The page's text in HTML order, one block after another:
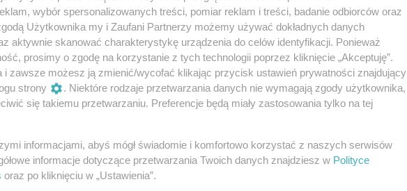
mniej osób niż zwykle ma to miejsce w przypadku
NSPJ, odbiór koncertu był utrudniony. Po kościele niósł się
utworów były do końca zrozumiałe przez obecnych. Z
z twórczości Jana Budziaszka i Jana Budziaszka nie
się było spodziewać, siłą.
Dla Życia” weźmie udział zdecydowanie więcej
wyeliminowany. Wskazana byłaby jeszcze większa
wybór spersonalizowanych treści, pomiar reklam i treści, badanie odbiorców oraz
Użytkownika my i Zaufani Partnerzy możemy używać dokładnych danych
aktywnie skanować charakterystykę urządzenia do celów identyfikacji. Ponieważ
prosimy o zgodę na korzystanie z tych technologii poprzez kliknięcie „Akceptuję”.
i zawsze możesz ją zmienić/wycofać klikając przycisk ustawień prywatności znajdujący
strony
. Niektóre rodzaje przetwarzania danych nie wymagają zgody użytkownika,
się takiemu przetwarzaniu. Preferencje będą miały zastosowania tylko na tej
informacjami, abyś mógł świadomie i komfortowo korzystać z naszych serwisów
informacje dotyczące przetwarzania Twoich danych znajdziesz w Polityce
oraz po kliknięciu w „Ustawienia”.